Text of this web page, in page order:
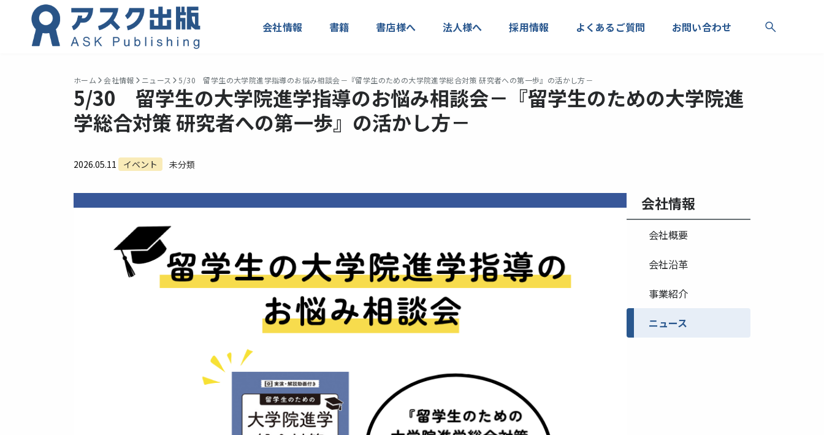
会社情報 書籍 書店様へ 法人様へ 採用情報 よくあるご質問 お問い合わせ
ホーム 会社情報 ニュース 5/30 留学生の大学院進学指導のお悩み相談会－『留学生のための大学院進学総合対策 研究者への第一歩』の活かし方－
5/30 留学生の大学院進学指導のお悩み相談会－『留学生のための大学院進
学総合対策 研究者への第一歩』の活かし方－
2026.05.11 イベント 未分類
会社情報
会社概要
会社沿革
事業紹介
ニュース